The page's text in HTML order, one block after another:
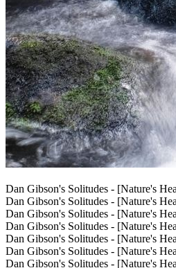
Dan Gibson's Solitudes - [Nature's
Dan Gibson's Solitudes - [Nature's
Dan Gibson's Solitudes - [Nature's
Dan Gibson's Solitudes - [Nature's
Dan Gibson's Solitudes - [Nature's
Dan Gibson's Solitudes - [Nature's
Dan Gibson's Solitudes - [Nature's